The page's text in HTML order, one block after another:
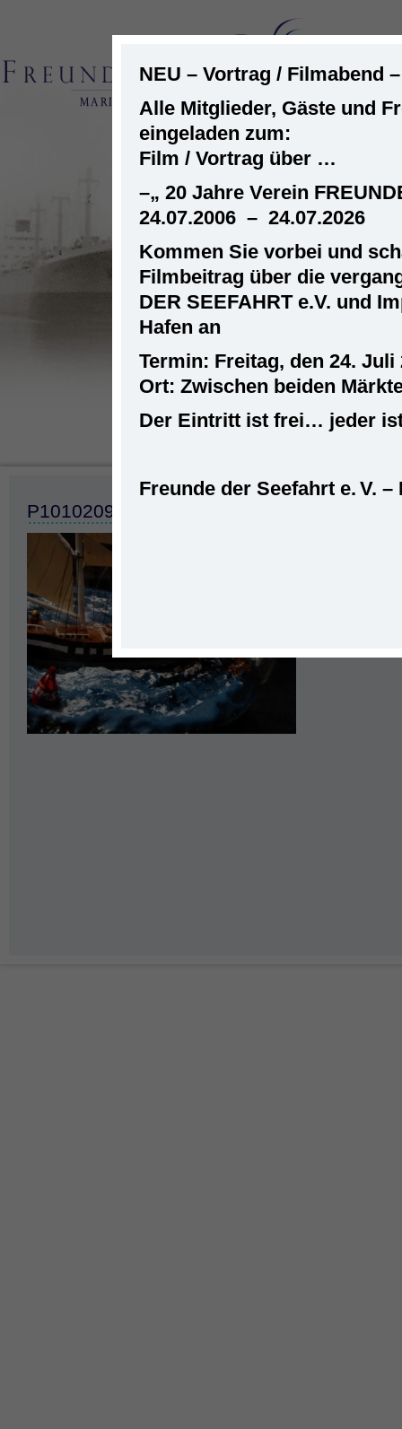
Startseite »
P1010209
NEU – Vortrag / Filmabend
Alle Mitglieder, Gäste und
eingeladen zum:
Film / Vortrag über …
–„ 20 Jahre Verein
24.07.2006 – 24.07.2026
Kommen Sie vorbei und
Filmbeitrag über die
DER SEEFAHRT e.V. und
Hafen an
Termin: Freitag, den 24. Juli
Ort: Zwischen beiden
Der Eintritt ist frei… jeder
Freunde der Seefahrt e. V. –